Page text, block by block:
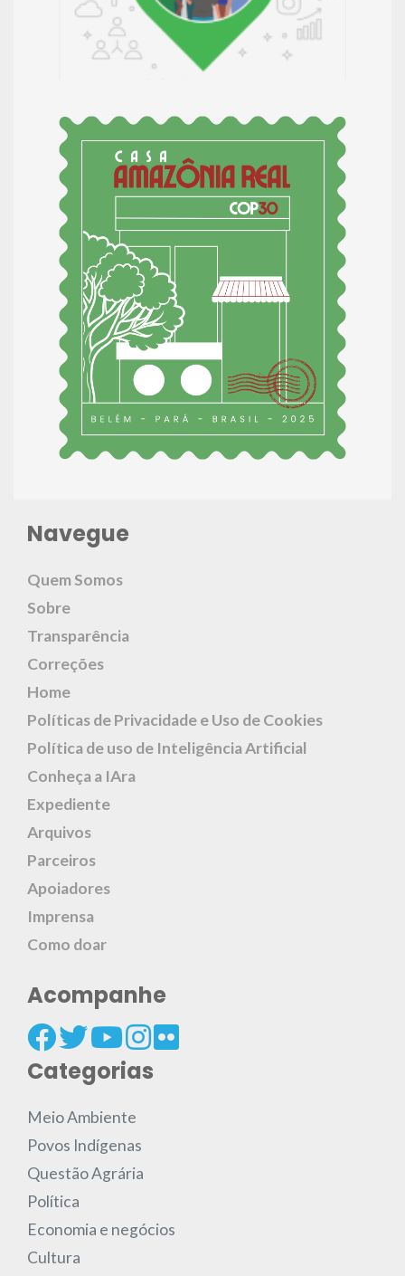
Navegue
Quem Somos
Sobre
Transparência
Correções
Home
Políticas de Privacidade e Uso de Cookies
Política de uso de Inteligência Artificial
Conheça a IAra
Expediente
Arquivos
Parceiros
Apoiadores
Imprensa
Como doar
Acompanhe
Categorias
Meio Ambiente
Povos Indígenas
Questão Agrária
Política
Economia e negócios
Cultura